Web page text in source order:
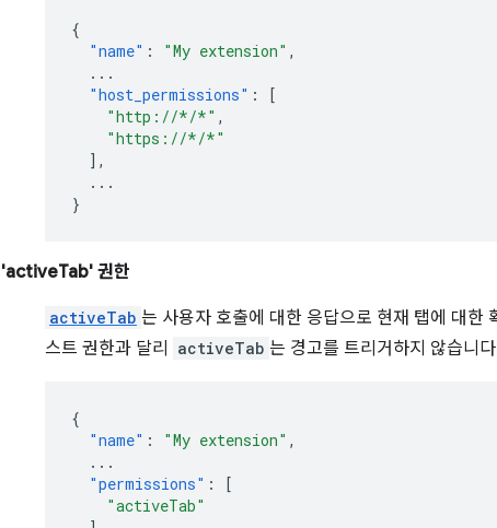
{
"name" : "My extension" ,
...
"host_permissions" :
[
"http://*/*" ,
"https://*/*"
],
...
}
'activeTab' 권한
activeTab 는 사용자 호출에 대한 응답으로 현재 탭에 대한
스트 권한과 달리
activeTab 는 경고를 트리거하지 않습니
{
"name" : "My extension" ,
...
"permissions" :
[
"activeTab"